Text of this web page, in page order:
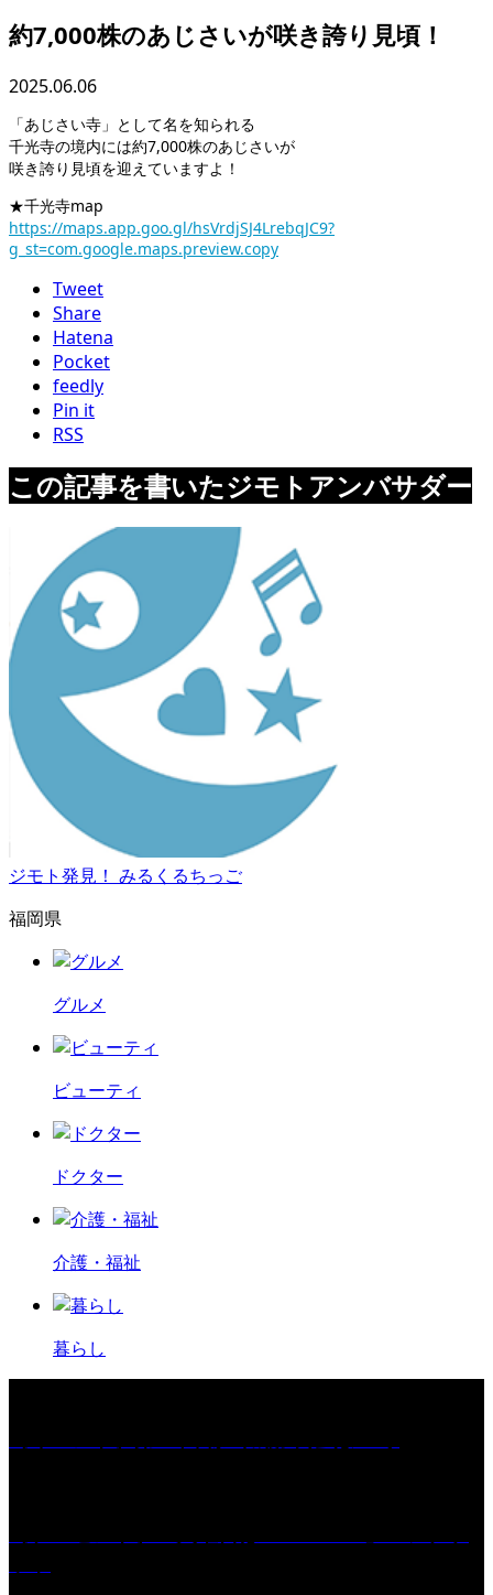
約7,000株のあじさいが咲き誇り見頃！
2025.06.06
「あじさい寺」として名を知られる
千光寺の境内には約7,000株のあじさいが
咲き誇り見頃を迎えていますよ！
★千光寺map
https://maps.app.goo.gl/hsVrdjSJ4LrebqJC9?
g_st=com.google.maps.preview.copy
Tweet
Share
Hatena
Pocket
feedly
Pin it
RSS
この記事を書いたジモトアンバサダー
ジモト発見！ みるくるちっご
福岡県
グルメ
ビューティ
ドクター
介護・福祉
暮らし